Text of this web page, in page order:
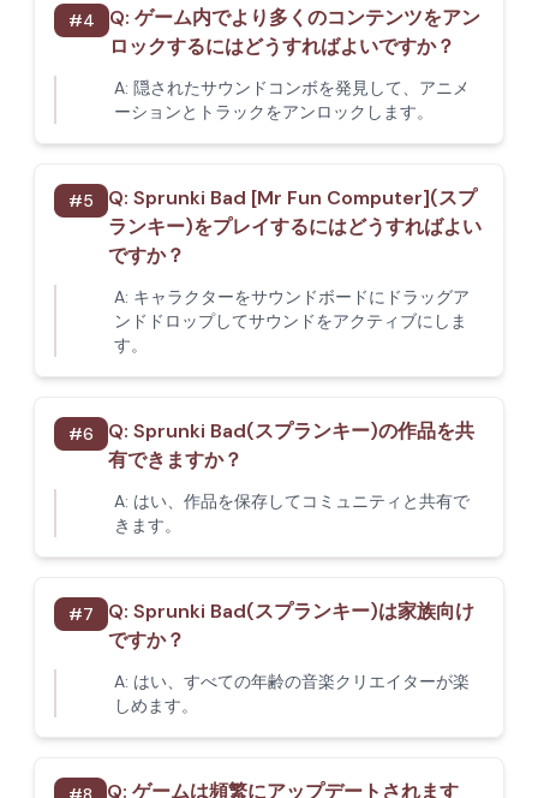
#4 Q: ゲーム内でより多くのコンテンツをアン
ロックするにはどうすればよいですか？
A: 隠されたサウンドコンボを発見して、アニメ
ーションとトラックをアンロックします。
#5 Q: Sprunki Bad [Mr Fun Computer](スプ
ランキー)をプレイするにはどうすればよい
ですか？
A: キャラクターをサウンドボードにドラッグア
ンドドロップしてサウンドをアクティブにしま
す。
#6 Q: Sprunki Bad(スプランキー)の作品を共
有できますか？
A: はい、作品を保存してコミュニティと共有で
きます。
#7 Q: Sprunki Bad(スプランキー)は家族向け
ですか？
A: はい、すべての年齢の音楽クリエイターが楽
しめます。
Q: ゲームは頻繁にアップデートされます